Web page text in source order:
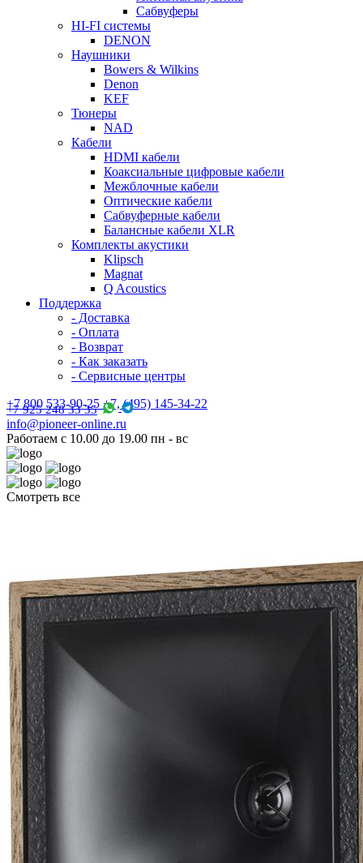
Сабвуферы
HI-FI системы
DENON
Наушники
Bowers & Wilkins
Denon
KEF
Тюнеры
NAD
Кабели
HDMI кабели
Коаксиальные цифровые кабели
Межблочные кабели
Оптические кабели
Сабвуферные кабели
Балансные кабели XLR
Комплекты акустики
Klipsch
Magnat
Q Acoustics
Поддержка
- Доставка
- Оплата
- Возврат
- Как заказать
- Сервисные центры
+7 800 533-90-25 +7, (495) 145-34-22
+7 925 248 33 35
info@pioneer-online.ru
Работаем с 10.00 до 19.00 пн - вс
Смотреть все